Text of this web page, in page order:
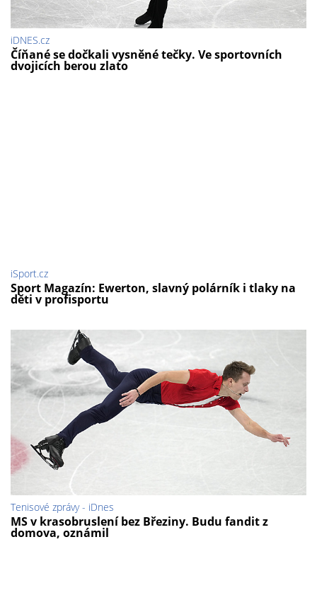
iDNES.cz
Číňané se dočkali vysněné tečky. Ve sportovních
dvojicích berou zlato
iSport.cz
Sport Magazín: Ewerton, slavný polárník i tlaky na
děti v profisportu
Tenisové zprávy - iDnes
MS v krasobruslení bez Březiny. Budu fandit z
domova, oznámil